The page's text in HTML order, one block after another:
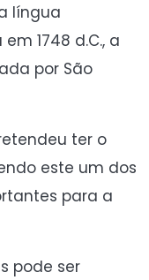
língua
1748 d.C., a
por São
ter o
este um dos
para a
pode ser